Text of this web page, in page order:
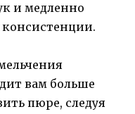
и медленно
консистенции.
вам больше
пюре, следуя